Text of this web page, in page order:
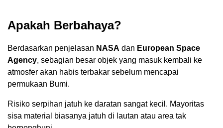
Apakah Berbahaya?
Berdasarkan penjelasan NASA dan European Space
Agency, sebagian besar objek yang masuk kembali ke
atmosfer akan habis terbakar sebelum mencapai
permukaan Bumi.
Risiko serpihan jatuh ke daratan sangat kecil. Mayoritas
sisa material biasanya jatuh di lautan atau area tak